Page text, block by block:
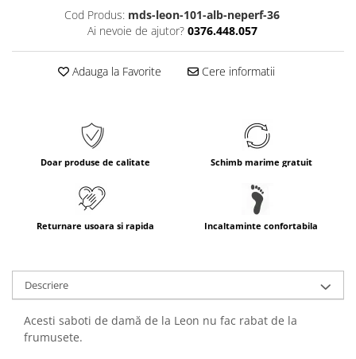
Cod Produs: mds-leon-101-alb-neperf-36
Ai nevoie de ajutor? 0376.448.057
Adauga la Favorite Cere informatii
Doar produse de calitate Schimb marime gratuit
Returnare usoara si rapida Incaltaminte confortabila
Descriere
Acesti saboti de damă de la Leon nu fac rabat de la
frumusete.